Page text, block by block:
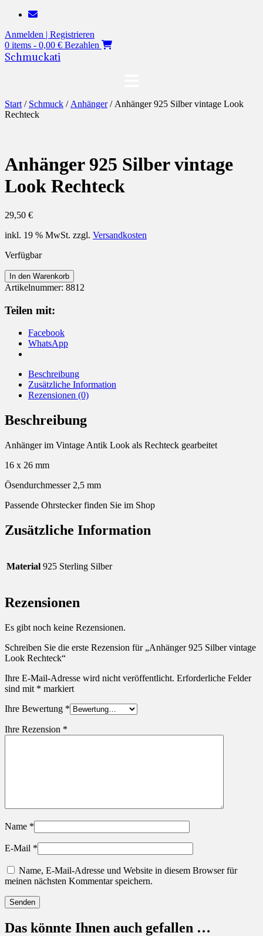
Zum
springen
Anmelden | Registrieren
0 items - 0,00 € Bezahlen
Schmuckati
Start / Schmuck / Anhänger/ Anhänger 925 Silber vintage Look
Rechteck
Anhänger 925 Silber vintage
Look Rechteck
29,50 €
inkl. 19 % MwSt. zzgl. Versandkosten
Verfügbar
Anhänger
925
vintage
Look
Rechteck
Menge
In den Warenkorb
Artikelnummer: 8812
Teilen mit:
Facebook
WhatsApp
Beschreibung
Zusätzliche Information
Rezensionen (0)
Beschreibung
Anhänger im Vintage Antik Look als Rechteck gearbeitet
16 x 26 mm
Ösendurchmesser 2,5 mm
Passende Ohrstecker finden Sie im Shop
Zusätzliche Information
Material 925 Sterling Silber
Rezensionen
Es gibt noch keine Rezensionen.
Schreiben Sie die erste Rezension für „Anhänger 925 Silber vintage
Look Rechteck“
Ihre E-Mail-Adresse wird nicht veröffentlicht. Erforderliche Felder
sind mit * markiert
Ihre Bewertung *
Ihre Rezension *
Name *
E-Mail *
Name, E-Mail-Adresse und Website in diesem Browser für
meinen nächsten Kommentar speichern.
Das könnte Ihnen auch gefallen …